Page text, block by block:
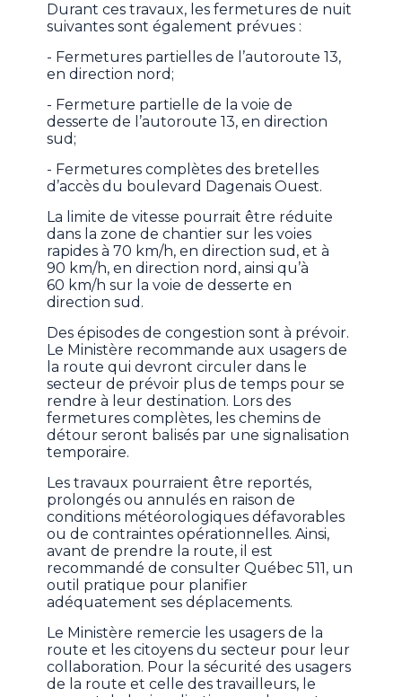
Durant ces travaux, les fermetures de nuit
suivantes sont également prévues :
- Fermetures partielles de l’autoroute 13,
en direction nord;
- Fermeture partielle de la voie de
desserte de l’autoroute 13, en direction
sud;
- Fermetures complètes des bretelles
d’accès du boulevard Dagenais Ouest.
La limite de vitesse pourrait être réduite
dans la zone de chantier sur les voies
rapides à 70 km/h, en direction sud, et à
90 km/h, en direction nord, ainsi qu’à
60 km/h sur la voie de desserte en
direction sud.
Des épisodes de congestion sont à prévoir.
Le Ministère recommande aux usagers de
la route qui devront circuler dans le
secteur de prévoir plus de temps pour se
rendre à leur destination. Lors des
fermetures complètes, les chemins de
détour seront balisés par une signalisation
temporaire.
Les travaux pourraient être reportés,
prolongés ou annulés en raison de
conditions météorologiques défavorables
ou de contraintes opérationnelles. Ainsi,
avant de prendre la route, il est
recommandé de consulter Québec 511, un
outil pratique pour planifier
adéquatement ses déplacements.
Le Ministère remercie les usagers de la
route et les citoyens du secteur pour leur
collaboration. Pour la sécurité des usagers
de la route et celle des travailleurs, le